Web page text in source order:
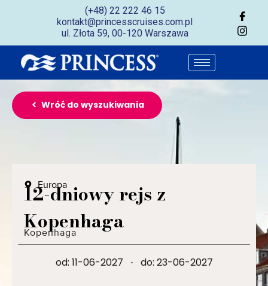
(+48) 22 222 46 15
kontakt@princesscruises.com.pl
ul. Złota 59, 00-120 Warszawa
Wróć do wyszukiwania
Europa
12-dniowy rejs z
Kopenhaga
Kopenhaga
od: 11-06-2027 · do: 23-06-2027